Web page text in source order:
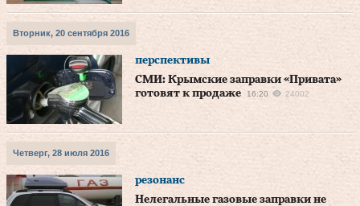
Вторник, 20 сентября 2016
перспективы
СМИ: Крымские заправки «Привата»
готовят к продаже
16:20 24002
Четверг, 28 июля 2016
резонанс
Нелегальные газовые заправки не